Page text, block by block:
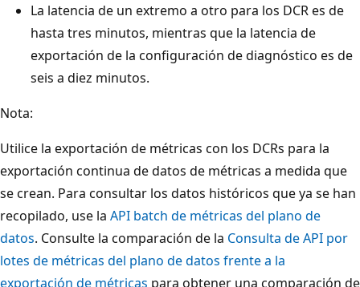
La latencia de un extremo a otro para los DCR es de
hasta tres minutos, mientras que la latencia de
exportación de la configuración de diagnóstico es de
seis a diez minutos.
Nota:
Utilice la exportación de métricas con los DCRs para la
exportación continua de datos de métricas a medida que
se crean. Para consultar los datos históricos que ya se han
recopilado, use la API batch de métricas del plano de
datos. Consulte la comparación de la Consulta de API por
lotes de métricas del plano de datos frente a la
exportación de métricas para obtener una comparación de